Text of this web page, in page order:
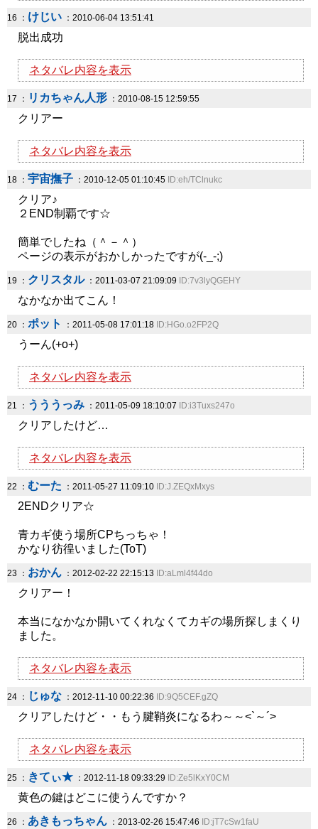
16 ： けじい ：2010-06-04 13:51:41
脱出成功
ネタバレ内容を表示
17 ： リカちゃん人形 ：2010-08-15 12:59:55
クリアー
ネタバレ内容を表示
18 ： 宇宙撫子 ：2010-12-05 01:10:45 ID:eh/TClnukc
クリア♪
２END制覇です☆
簡単でしたね（＾－＾）
ページの表示がおかしかったですが(-_-;)
19 ： クリスタル：2011-03-07 21:09:09 ID:7v3lyQGEHY
なかなか出てこん！
20 ： ポット ：2011-05-08 17:01:18 ID:HGo.o2FP2Q
うーん(+o+)
ネタバレ内容を表示
21 ： うううっみ ：2011-05-09 18:10:07 ID:i3Tuxs247o
クリアしたけど…
ネタバレ内容を表示
22 ： むーた ：2011-05-27 11:09:10 ID:J.ZEQxMxys
2ENDクリア☆
青カギ使う場所CPちっちゃ！
かなり彷徨いました(ToT)
23 ： おかん ：2012-02-22 22:15:13 ID:aLml4f44do
クリアー！
本当になかなか開いてくれなくてカギの場所探しまくり
ました。
ネタバレ内容を表示
24 ： じゅな ：2012-11-10 00:22:36 ID:9Q5CEF.gZQ
クリアしたけど・・もう腱鞘炎になるわ～～<`～´>
ネタバレ内容を表示
25 ： きてぃ★ ：2012-11-18 09:33:29 ID:Ze5lKxY0CM
黄色の鍵はどこに使うんですか？
26 ： あきもっちゃん ：2013-02-26 15:47:46 ID:jT7cSw1faU